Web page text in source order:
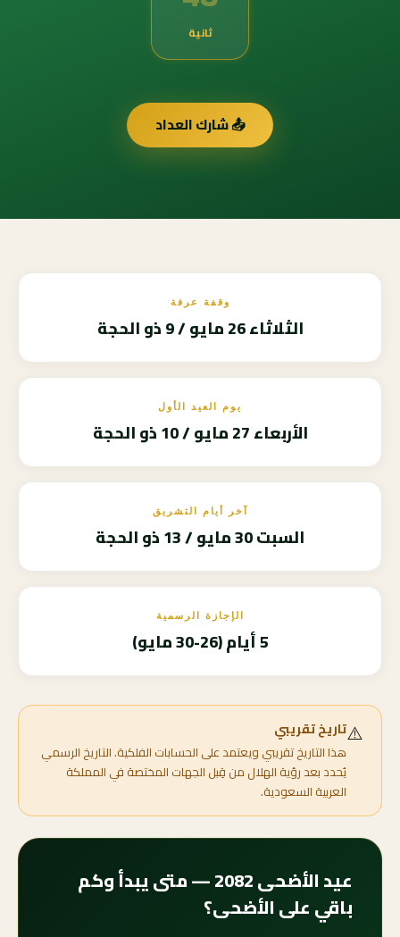
ثانية
📤 شارك العداد
وقفة عرفة
الثلاثاء 26 مايو / 9 ذو الحجة
يوم العيد الأول
الأربعاء 27 مايو / 10 ذو الحجة
آخر أيام التشريق
السبت 30 مايو / 13 ذو الحجة
الإجازة الرسمية
5 أيام (26-30 مايو)
⚠️تاريخ تقريبي
هذا التاريخ تقريبي ويعتمد على الحسابات الفلكية. التاريخ الرسمي
يُحدد بعد رؤية الهلال من قِبل الجهات المختصة في المملكة
العربية السعودية.
عيد الأضحى 2082 — متى يبدأ وكم
باقي على الأضحى؟